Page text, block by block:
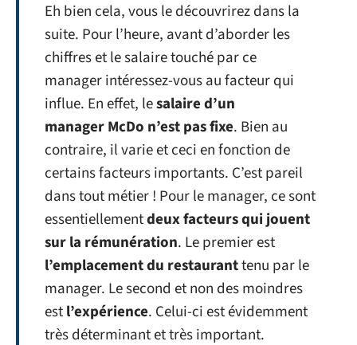
Eh bien cela, vous le découvrirez dans la
suite. Pour l’heure, avant d’aborder les
chiffres et le salaire touché par ce
manager intéressez-vous au facteur qui
influe. En effet, lesalaire d’un
manager McDo n’est pas fixe. Bien au
contraire, il varie et ceci en fonction de
certains facteurs importants. C’est pareil
dans tout métier ! Pour le manager, ce sont
essentiellementdeux facteurs qui jouent
sur la rémunération. Le premier est
l’emplacement du restauranttenu par le
manager. Le second et non des moindres
estl’expérience. Celui-ci est évidemment
très déterminant et très important.